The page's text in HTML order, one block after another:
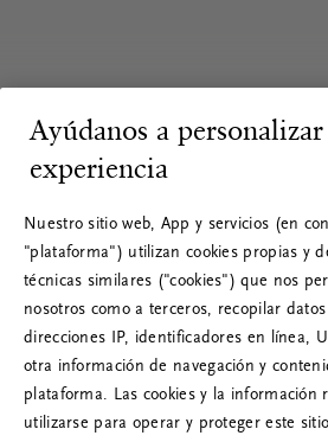
Ayúdanos a
experiencia
Nuestro sitio web, App y servicios (en
"plataforma") utilizan cookies propias y
técnicas similares ("cookies") que nos
nosotros como a terceros, recopilar
direcciones IP, identificadores en línea,
otra información de navegación y
plataforma. Las cookies y la información
utilizarse para operar y proteger este